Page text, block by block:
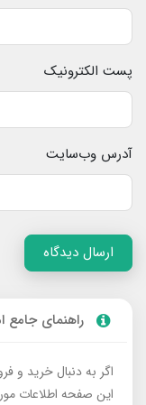
پست الکترونیک
آدرس وب‌سایت
ارسال دیدگاه
راهنمای جامع
اگر به دنبال خرید و
این صفحه اطلاعات